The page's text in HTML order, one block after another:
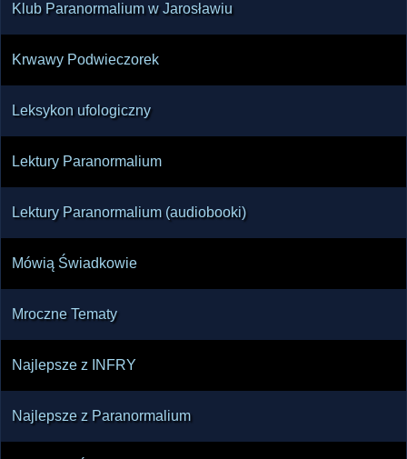
Klub Paranormalium w Jarosławiu
Krwawy Podwieczorek
Leksykon ufologiczny
Lektury Paranormalium
Lektury Paranormalium (audiobooki)
Mówią Świadkowie
Mroczne Tematy
Najlepsze z INFRY
Najlepsze z Paranormalium